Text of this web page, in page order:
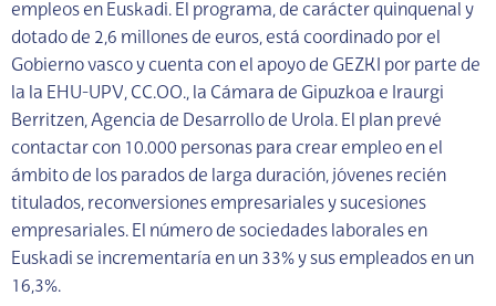
empleos en Euskadi. El programa, de carácter quinquenal y
dotado de 2,6 millones de euros, está coordinado por el
Gobierno vasco y cuenta con el apoyo de GEZKI por parte de
la la EHU-UPV, CC.OO., la Cámara de Gipuzkoa e Iraurgi
Berritzen, Agencia de Desarrollo de Urola. El plan prevé
contactar con 10.000 personas para crear empleo en el
ámbito de los parados de larga duración, jóvenes recién
titulados, reconversiones empresariales y sucesiones
empresariales. El número de sociedades laborales en
Euskadi se incrementaría en un 33% y sus empleados en un
16,3%.